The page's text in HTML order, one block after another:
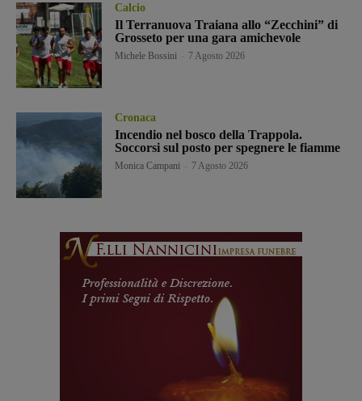
Calcio
Il Terranuova Traiana allo “Zecchini” di
Grosseto per una gara amichevole
Michele Bossini 7 Agosto 2026
Cronaca
Incendio nel bosco della Trappola.
Soccorsi sul posto per spegnere le fiamme
Monica Campani 7 Agosto 2026